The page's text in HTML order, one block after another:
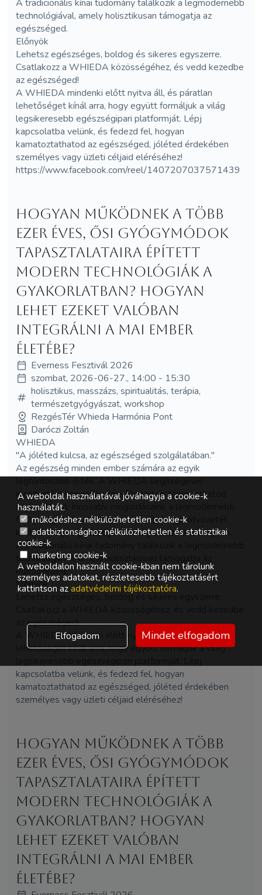
A tradicionális kínai tudomány találkozik a legmodernebb
technológiával, amely holisztikusan támogatja az
egészséged.
Előnyök
Lehetsz egészséges, boldog és sikeres egyszerre.
Csatlakozz a WHIEDA közösségéhez, és vedd kezedbe
az egészséged!
A WHIEDA mindenki előtt nyitva áll, és páratlan
lehetőséget kínál arra, hogy együtt formáljuk a világ
legsikeresebb egészségipari platformját. Lépj
kapcsolatba velünk, és fedezd fel, hogyan
kamatoztathatod az egészséged, jóléted érdekében
személyes vagy üzleti céljaid eléréséhez!
https://www.facebook.com/reel/1407207037571439
Hogyan működnek a több
ezer éves, ősi gyógymódok
tapasztalataira épített
modern technológiák a
gyakorlatban? Hogyan
lehet ezeket valóban
integrálni a mai ember
életébe?
Everness Fesztivál 2026
szombat, 2026-06-27., 14:00 - 15:30
holisztikus, masszázs, spiritualitás, terápia,
természetgyógyászat, workshop
RezgésTér Whieda Harmónia Pont
Daróczi Zoltán
WHIEDA
"A jóléted kulcsa, az egészséged szolgálatában."
Az egészség minden ember számára az egyik
mostantól könnyedén irányíthatod és támogathatod
saját jóléted. Innovatív megoldásaink a legmodernebb
technológiák és a felhasználóbarát design ötvözetét
kínálják, hogy egészséged mindig a kezedben legyen.
A tradicionális kínai tudomány találkozik a legmodernebb
technológiával, amely holisztikusan támogatja az
egészséged.
Előnyök
Lehetsz egészséges, boldog és sikeres egyszerre.
az egészséged!
A WHIEDA mindenki előtt nyitva áll, és páratlan
lehetőséget kínál arra, hogy együtt formáljuk a világ
kapcsolatba velünk, és fedezd fel, hogyan
kamatoztathatod az egészséged, jóléted érdekében
személyes vagy üzleti céljaid eléréséhez!
Hogyan működnek a több
ezer éves, ősi gyógymódok
tapasztalataira épített
modern technológiák a
gyakorlatban? Hogyan
lehet ezeket valóban
integrálni a mai ember
életébe?
A weboldal használatával jóváhagyja a cookie-k
használatát.
működéshez nélkülözhetetlen cookie-k
adatbiztonsághoz nélkülözhetetlen és statisztikai
cookie-k
marketing cookie-k
A weboldalon használt cookie-kban nem tárolunk
személyes adatokat, részletesebb tájékoztatásért
kattintson az adatvédelmi tájékoztatóra.
Elfogadom Mindet elfogadom